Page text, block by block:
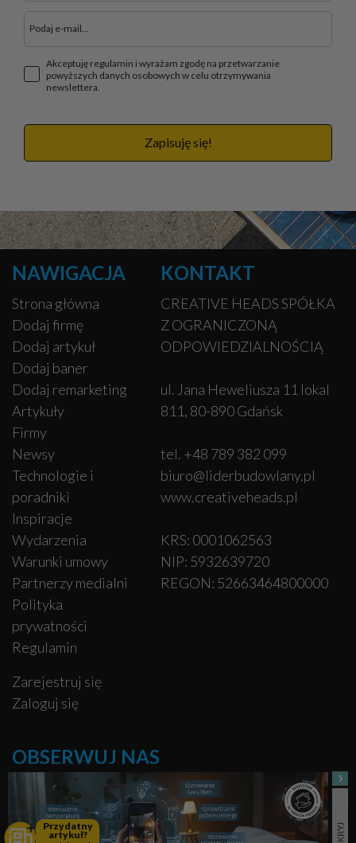
Przydatny
artykuł?
Akceptuję regulamin i wyrażam zgodę na przetwarzanie
powyższych danych osobowych w celu otrzymywania
newslettera.
Zapisuję się!
NAWIGACJA
Strona główna
Dodaj firmę
Dodaj artykuł
Dodaj baner
Dodaj remarketing
Artykuły
Firmy
Newsy
Technologie i
poradniki
Inspiracje
Wydarzenia
Warunki umowy
Partnerzy medialni
Polityka
prywatności
Regulamin
Zarejestruj się
Zaloguj się
KONTAKT
CREATIVE HEADS SPÓŁKA
Z OGRANICZONĄ
ODPOWIEDZIALNOŚCIĄ
ul. Jana Heweliusza 11 lokal
811, 80-890 Gdańsk
tel. +48 789 382 099
biuro@liderbudowlany.pl
www.creativeheads.pl
KRS: 0001062563
NIP: 5932639720
REGON: 52663464800000
OBSERWUJ NAS
Facebook
Pinterest